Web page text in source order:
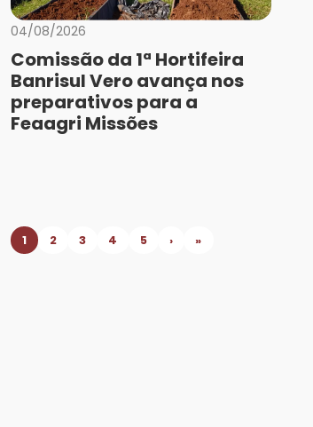
04/08/2026
Comissão da 1ª Hortifeira
Banrisul Vero avança nos
preparativos para a
Feaagri Missões
1 2 3 4 5 › »